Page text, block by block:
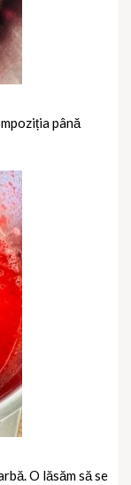
până
O lăsăm să se